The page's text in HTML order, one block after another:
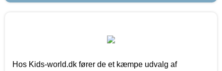
Hos Kids-world.dk fører de et kæmpe udvalg af